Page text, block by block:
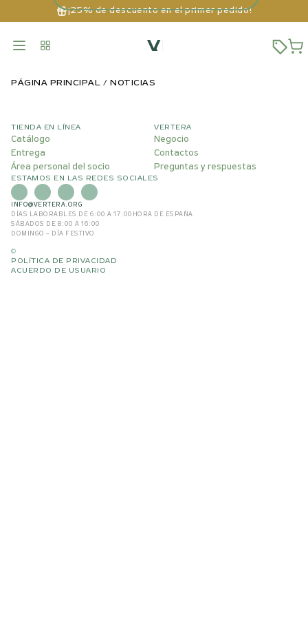
¡25% de descuento en el primer pedido!
PÁGINA PRINCIPAL NOTICIAS
TIENDA EN LÍNEA
Catálogo
Entrega
Área personal del socio
VERTERA
Negocio
Contactos
Preguntas y respuestas
ESTAMOS EN LAS REDES SOCIALES
INFO@VERTERA.ORG
DÍAS LABORABLES DE 6:00 A 17:00 HORA DE ESPAÑA
SÁBADOS DE 8:00 A 16:00
DOMINGO – DÍA FESTIVO
©
POLÍTICA DE PRIVACIDAD
ACUERDO DE USUARIO